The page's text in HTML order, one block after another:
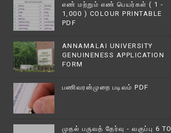
எண் மற்றும் எண் பெயர்கள் ( 1 -
1,000 ) COLOUR PRINTABLE
PDF
ANNAMALAI UNIVERSITY
GENUINENESS APPLICATION
FORM
பணிவரன்முறை படிவம் PDF
முதல் பருவத் தேர்வு - வகுப்பு 6 TO